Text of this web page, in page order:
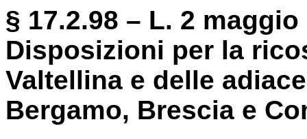
§ 17.2.98 – L. 2 maggio
Disposizioni per la
Valtellina e delle
Bergamo, Brescia e